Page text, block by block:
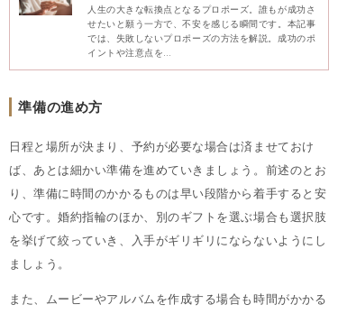
人生の大きな転換点となるプロポーズ。誰もが成功さ
せたいと願う一方で、不安を感じる瞬間です。本記事
では、失敗しないプロポーズの方法を解説。成功のポ
イントや注意点を…
準備の進め方
日程と場所が決まり、予約が必要な場合は済ませておけ
ば、あとは細かい準備を進めていきましょう。前述のとお
り、準備に時間のかかるものは早い段階から着手すると安
心です。婚約指輪のほか、別のギフトを選ぶ場合も選択肢
を挙げて絞っていき、入手がギリギリにならないようにし
ましょう。
また、ムービーやアルバムを作成する場合も時間がかかる